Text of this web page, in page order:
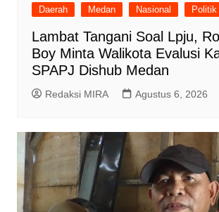
Daerah Medan Nasional Politik
Lambat Tangani Soal Lpju,
Boy Minta Walikota Evalusi
SPAPJ Dishub Medan
Redaksi MIRA Agustus 6, 2026